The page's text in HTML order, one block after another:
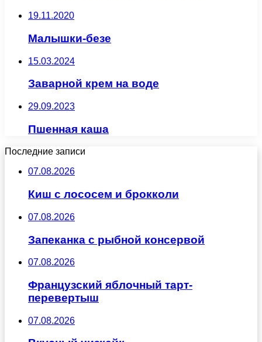
19.11.2020
Малышки-безе
15.03.2024
Заварной крем на воде
29.09.2023
Пшенная каша
Последние записи
07.08.2026
Киш с лососем и брокколи
07.08.2026
Запеканка с рыбной консервой
07.08.2026
Французский яблочный тарт-
перевертыш
07.08.2026